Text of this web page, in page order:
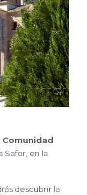
Safor, en la
descubrir la